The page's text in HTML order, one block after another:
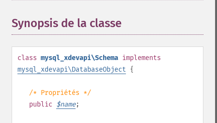
Synopsis de la classe
class mysql_xdevapi\Schema implements
mysql_xdevapi\DatabaseObject {
/* Propriétés */
public $name;